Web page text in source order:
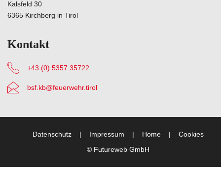
Kalsfeld 30
6365 Kirchberg in Tirol
Kontakt
+43 (0) 5357 35722
bsf.kb@feuerwehr.tirol
© Futureweb GmbH
Datenschutz Impressum Home Cookies